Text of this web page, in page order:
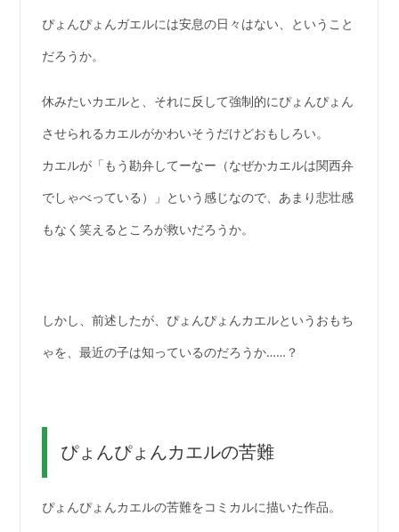
ぴょんぴょんガエルには安息の日々はない、ということ
だろうか。
休みたいカエルと、それに反して強制的にぴょんぴょん
させられるカエルがかわいそうだけどおもしろい。
カエルが「もう勘弁してーなー（なぜかカエルは関西弁
でしゃべっている）」という感じなので、あまり悲壮感
もなく笑えるところが救いだろうか。
しかし、前述したが、ぴょんぴょんカエルというおもち
ゃを、最近の子は知っているのだろうか……？
ぴょんぴょんカエルの苦難
ぴょんぴょんカエルの苦難をコミカルに描いた作品。